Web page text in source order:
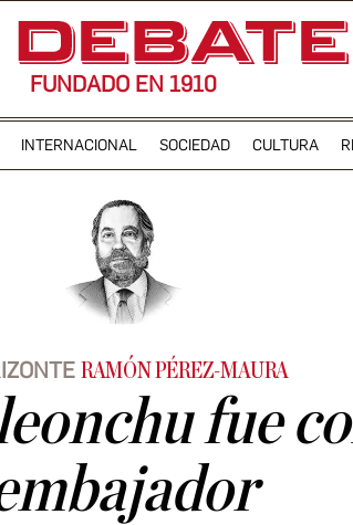
FUNDADO EN 1910
INTERNACIONAL SOCIEDAD CULTURA
RAMÓN PÉREZ-MAURA
fue